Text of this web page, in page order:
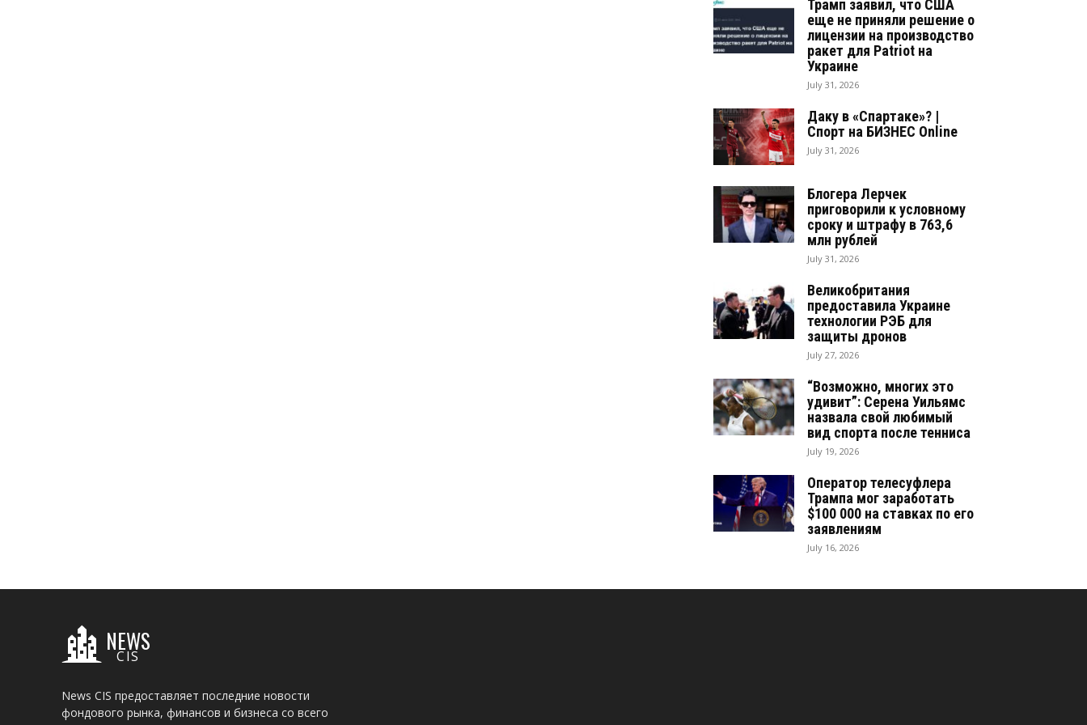
Трамп заявил, что США
еще не приняли решение о
лицензии на производство
ракет для Patriot на
Украине
July 31, 2026
Даку в «Спартаке»? |
Спорт на БИЗНЕС Online
July 31, 2026
Блогера Лерчек
приговорили к условному
сроку и штрафу в 763,6
млн рублей
July 31, 2026
Великобритания
предоставила Украине
технологии РЭБ для
защиты дронов
July 27, 2026
“Возможно, многих это
удивит”: Серена Уильямс
назвала свой любимый
вид спорта после тенниса
July 19, 2026
Оператор телесуфлера
Трампа мог заработать
$100 000 на ставках по его
заявлениям
July 16, 2026
NEWS
CIS
News CIS предоставляет последние новости
фондового рынка, финансов и бизнеса со всего